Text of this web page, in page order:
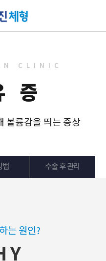
CLINIC
증
볼륨감을 띄는 증상
법 수술 후 관리
는 원인?
Y